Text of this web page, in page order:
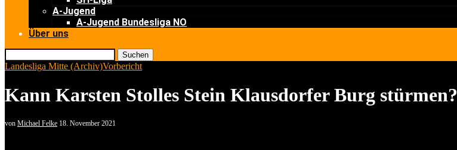
A-Jugend
A-Jugend Bundesliga NO
Über uns
Suchen
Landesliga Mitte (Archiv)Vorbericht
Kann Karsten Stolles Stein Klausdorfer Burg stürmen?
von Michael Felke 18. November 2021